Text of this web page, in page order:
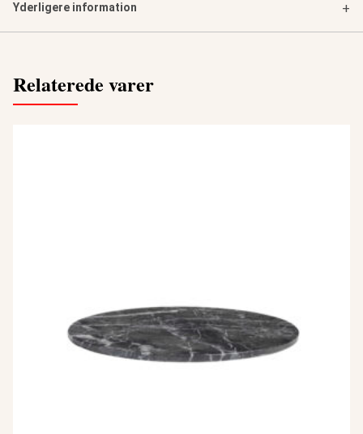
Yderligere information +
Relaterede varer